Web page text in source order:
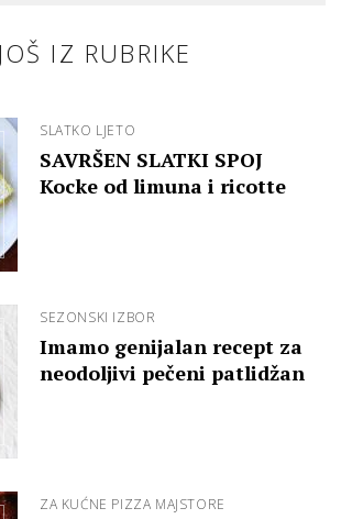
JOŠ IZ RUBRIKE
SLATKO LJETO
SAVRŠEN SLATKI SPOJ
Kocke od limuna i ricotte
SEZONSKI IZBOR
Imamo genijalan recept za
neodoljivi pečeni patlidžan
ZA KUĆNE PIZZA MAJSTORE